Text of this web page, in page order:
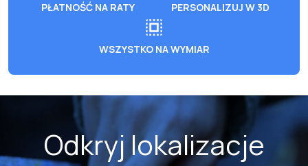
PŁATNOŚĆ NA RATY PERSONALIZUJ W 3D
WSZYSTKO NA WYMIAR
Odkryj lokalizacje